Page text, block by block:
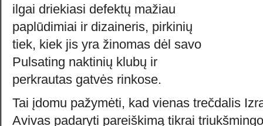
ilgai driekiasi defektų mažiau
paplūdimiai ir dizaineris, pirkinių
tiek, kiek jis yra žinomas dėl savo
Pulsating naktinių klubų ir
perkrautas gatvės rinkose.
Tai įdomu pažymėti, kad vienas trečdalis
Avivas padaryti pareiškimą tikrai